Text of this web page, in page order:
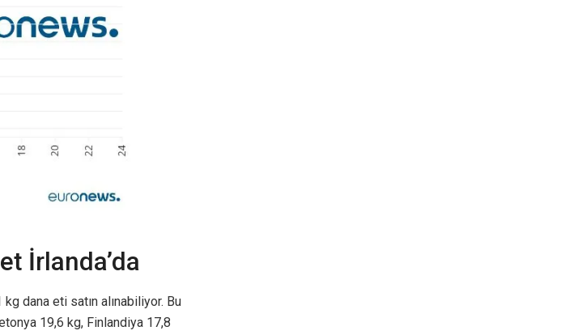
İrlanda’da
dana eti satın alınabiliyor. Bu
19,6 kg, Finlandiya 17,8